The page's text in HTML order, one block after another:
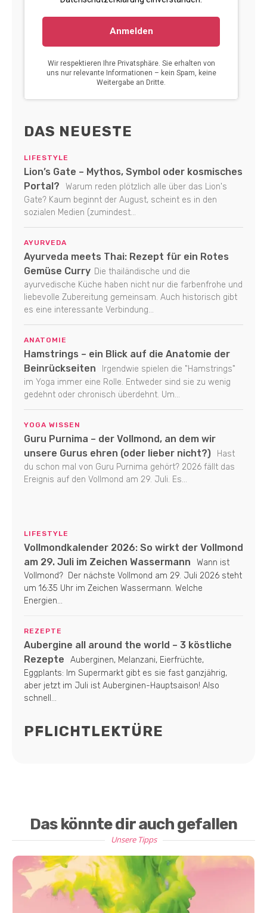
DAS NEUESTE
LIFESTYLE
Lion’s Gate – Mythos, Symbol oder kosmisches
Portal?
Warum reden plötzlich alle über das Lion's
Gate? Kaum beginnt der August, scheint es in den
sozialen Medien (zumindest...
AYURVEDA
Ayurveda meets Thai: Rezept für ein Rotes
Gemüse Curry Die thailändische und die
ayurvedische Küche haben nicht nur die farbenfrohe und
liebevolle Zubereitung gemeinsam. Auch historisch gibt
es eine interessante Verbindung...
ANATOMIE
Hamstrings – ein Blick auf die Anatomie der
Beinrückseiten
Irgendwie spielen die "Hamstrings"
im Yoga immer eine Rolle. Entweder sind sie zu wenig
gedehnt oder chronisch überdehnt. Um...
YOGA WISSEN
Guru Purnima – der Vollmond, an dem wir
unsere Gurus ehren (oder lieber nicht?)
Hast
du schon mal von Guru Purnima gehört? 2026 fällt das
Ereignis auf den Vollmond am 29. Juli. Es...
LIFESTYLE
Vollmondkalender 2026: So wirkt der Vollmond
am 29. Juli im Zeichen Wassermann
Wann ist
Vollmond? Der nächste Vollmond am 29. Juli 2026 steht
um 16:35 Uhr im Zeichen Wassermann. Welche
Energien...
REZEPTE
Aubergine all around the world – 3 köstliche
Rezepte
Auberginen, Melanzani, Eierfrüchte,
Eggplants: Im Supermarkt gibt es sie fast ganzjährig,
aber jetzt im Juli ist Auberginen-Hauptsaison! Also
schnell...
PFLICHTLEKTÜRE
Das könnte dir auch gefallen
Unsere Tipps